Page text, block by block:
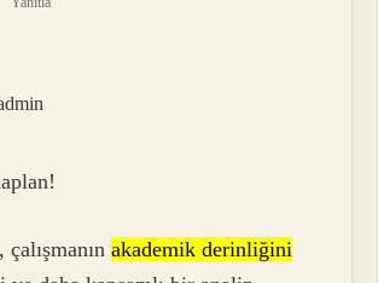
çalışmanınakademik derinliğini